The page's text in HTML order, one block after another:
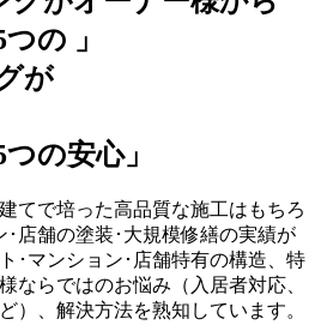
が
の安心」
てで培った高品質な施工はもちろ
･店舗の塗装･大規模修繕の実績が
･マンション･店舗特有の構造、特
ならではのお悩み（入居者対応、
）、解決方法を熟知しています。